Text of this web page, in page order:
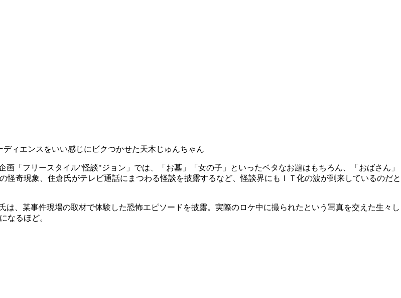
ィエンスをいい感じにビクつかせた天木じゅんちゃん
「フリースタイル"怪談"ジョン」では、「お墓」「女の子」といったベタなお題はもちろん、「おばさん」
怪奇現象、住倉氏がテレビ通話にまつわる怪談を披露するなど、怪談界にもＩＴ化の波が到来しているのだと
、某事件現場の取材で体験した恐怖エピソードを披露。実際のロケ中に撮られたという写真を交えた生々し
なるほど。